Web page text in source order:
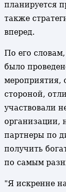
планируется
также
вперед.
По его
было
мероприятия,
стороной,
участвовали
организации,
партнеры по
получить
по самым
"Я искренне